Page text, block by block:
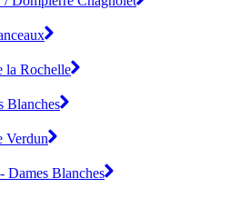
la Rochelle
Blanches
Verdun
Dames Blanches